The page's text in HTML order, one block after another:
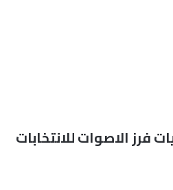
فرز الاصوات للانتخابات